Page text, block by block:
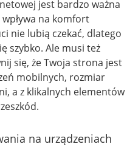
jest bardzo ważna
na komfort
nie lubią czekać, dlatego
szybko. Ale musi też
się, że Twoja strona jest
mobilnych, rozmiar
a z klikalnych elementów
na urządzeniach